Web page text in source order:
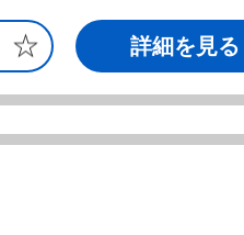
詳細を見る